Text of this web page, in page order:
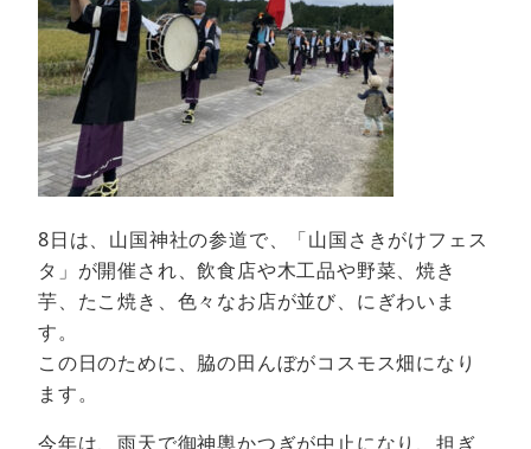
8日は、山国神社の参道で、「山国さきがけフェス
タ」が開催され、飲食店や木工品や野菜、焼き
芋、たこ焼き、色々なお店が並び、にぎわいま
す。
この日のために、脇の田んぼがコスモス畑になり
ます。
今年は、雨天で御神輿かつぎが中止になり、担ぎ